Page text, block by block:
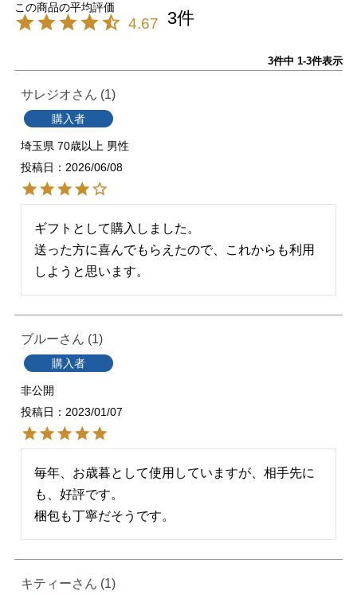
4.67 3
3件中 1-3件表示
サレジオ 1
購入者
埼玉県 70歳以上 男性
投稿日
2026/06/08
ギフトとして購入しました。
送った方に喜んでもらえたので、これからも利用
しようと思います。
ブルー 1
購入者
非公開
投稿日
2023/01/07
毎年、お歳暮として使用していますが、相手先に
も、好評です。
梱包も丁寧だそうです。
キティー 1